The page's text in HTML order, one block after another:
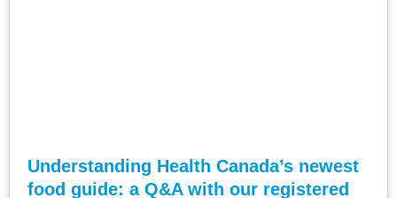
Understanding Health Canada’s newest
food guide: a Q&A with our registered